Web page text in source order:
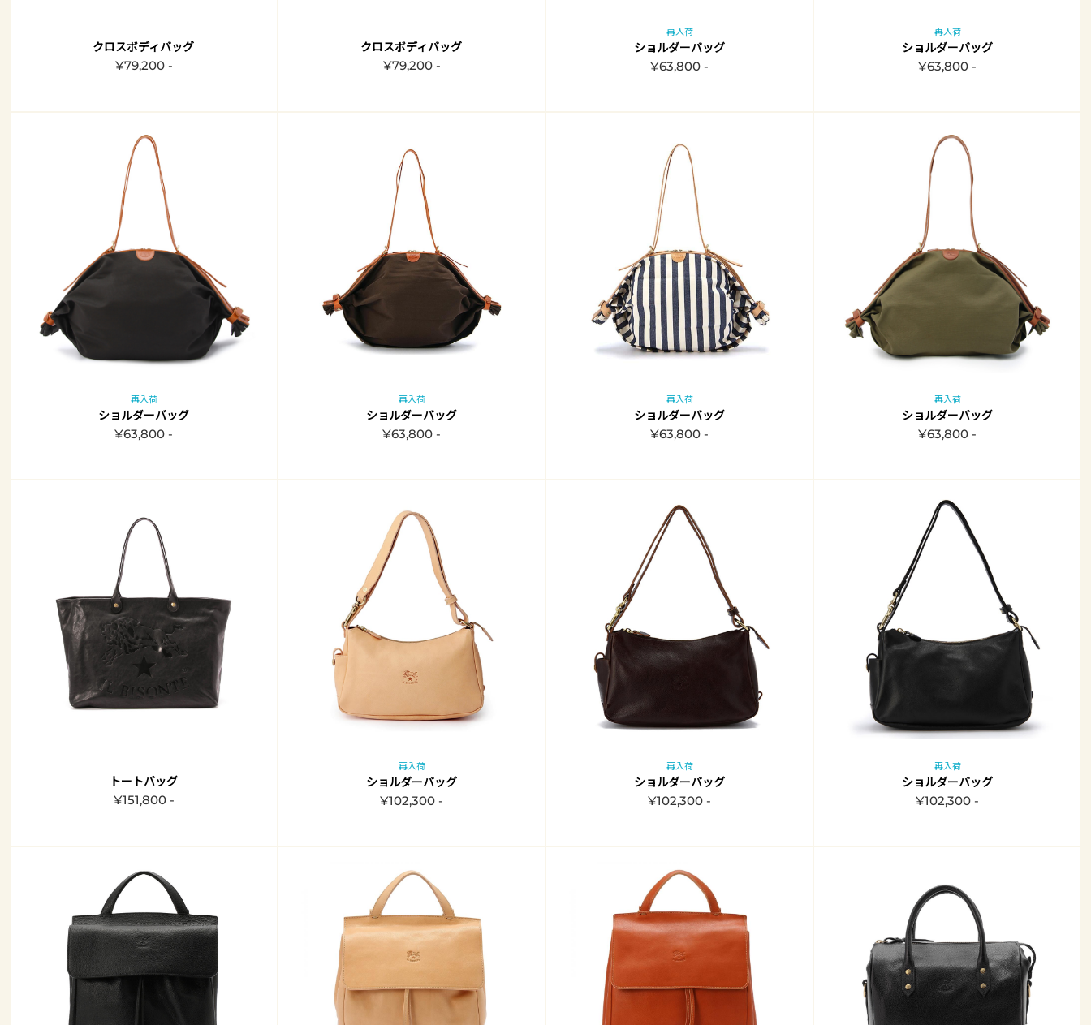
クロスボディバッグ
¥79,200 -
クロスボディバッグ
¥79,200 -
再入荷
ショルダーバッグ
¥63,800 -
再入荷
ショルダーバッグ
¥63,800 -
再入荷
ショルダーバッグ
¥63,800 -
再入荷
ショルダーバッグ
¥63,800 -
再入荷
ショルダーバッグ
¥63,800 -
再入荷
ショルダーバッグ
¥63,800 -
トートバッグ
¥151,800 -
再入荷
ショルダーバッグ
¥102,300 -
再入荷
ショルダーバッグ
¥102,300 -
再入荷
ショルダーバッグ
¥102,300 -